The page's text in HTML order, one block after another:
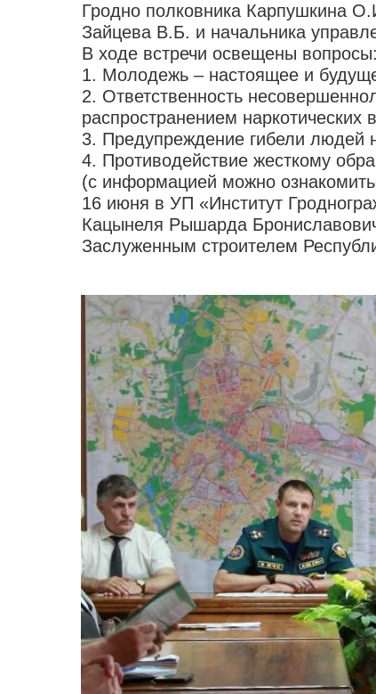
Гродно полковника Карпушкина
Зайцева В.Б. и начальника
В ходе встречи освещены вопросы:
1. Молодежь – настоящее и
2. Ответственность
распространением наркотических
3. Предупреждение гибели людей
4. Противодействие жесткому
(с информацией можно
16 июня в УП «Институт
Кацынеля Рышарда
Заслуженным строителем